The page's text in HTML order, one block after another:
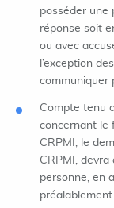
posséder une
réponse soit
ou avec
l’exception
communiquer
Compte tenu
concernant le
CRPMI, le
CRPMI, devra
personne, en